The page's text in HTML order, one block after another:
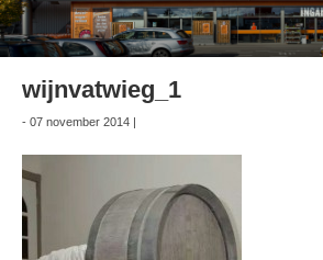
wijnvatwieg_1
- 07 november 2014 |